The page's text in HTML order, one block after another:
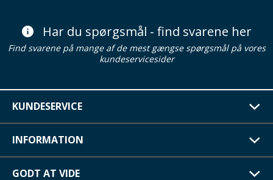
Har du spørgsmål - find svarene her
Find svarene på mange af de mest gængse spørgsmål på vores
kundeservicesider
KUNDESERVICE
INFORMATION
GODT AT VIDE